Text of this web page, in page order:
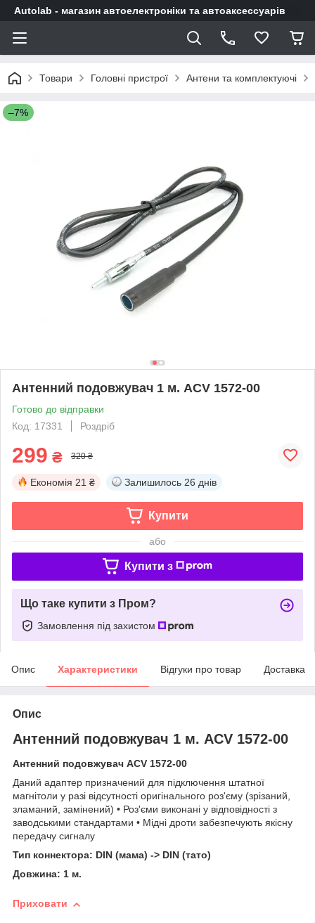
Autolab - магазин автоелектроніки та автоаксессуарів
Товари Головні пристрої Антени та комплектуючі
–7%
Антенний подовжувач 1 м. ACV 1572-00
Готово до відправки
Код: 17331
Роздріб
299 ₴ 320 ₴
Економія 21 ₴ Залишилось 26 днів
Купити
або
Купити з
Що таке купити з Пром?
Замовлення під захистом
Опис Характеристики Відгуки про товар Доставка
Опис
Антенний подовжувач 1 м. ACV 1572-00
Антенний подовжувач ACV 1572-00
Даний адаптер призначений для підключення штатної
магнітоли у разі відсутності оригінального роз'єму (зрізаний,
зламаний, замінений) • Роз'єми виконані у відповідності з
заводськими стандартами • Мідні дроти забезпечують якісну
передачу сигналу
Тип коннектора: DIN (мама) -> DIN (тато)
Довжина: 1 м.
Приховати